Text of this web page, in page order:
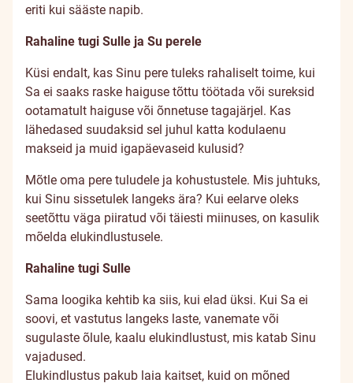
eriti kui sääste napib.
Rahaline tugi Sulle ja Su perele
Küsi endalt, kas Sinu pere tuleks rahaliselt toime, kui
Sa ei saaks raske haiguse tõttu töötada või sureksid
ootamatult haiguse või õnnetuse tagajärjel. Kas
lähedased suudaksid sel juhul katta kodulaenu
makseid ja muid igapäevaseid kulusid?
Mõtle oma pere tuludele ja kohustustele. Mis juhtuks,
kui Sinu sissetulek langeks ära? Kui eelarve oleks
seetõttu väga piiratud või täiesti miinuses, on kasulik
mõelda elukindlustusele.
Rahaline tugi Sulle
Sama loogika kehtib ka siis, kui elad üksi. Kui Sa ei
soovi, et vastutus langeks laste, vanemate või
sugulaste õlule, kaalu elukindlustust, mis katab Sinu
vajadused.
Elukindlustus pakub laia kaitset, kuid on mõned